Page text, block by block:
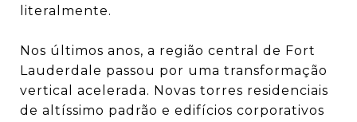
literalmente.
Nos últimos anos, a região central de Fort
Lauderdale passou por uma transformação
vertical acelerada. Novas torres residenciais
de altíssimo padrão e edifícios corporativos